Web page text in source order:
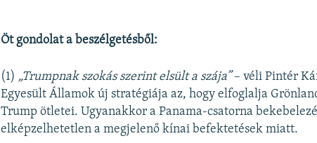
Öt gondolat a beszélgetésből:
(1) „Trumpnak szokás szerint elsült a szája”– véli Pintér
Egyesült Államok új stratégiája az, hogy elfoglalja
Trump ötletei. Ugyanakkor a Panama-csatorna
elképzelhetetlen a megjelenő kínai befektetések miatt.